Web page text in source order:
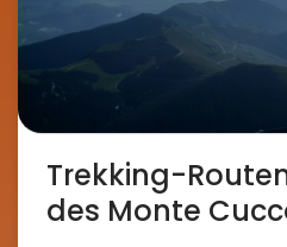
Trekking-
des Monte